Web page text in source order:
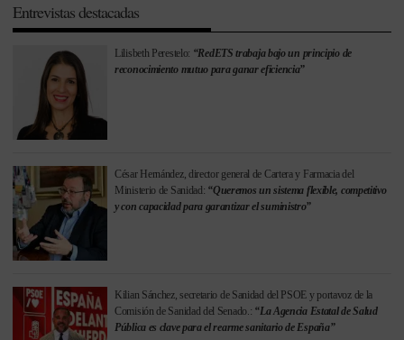
Entrevistas destacadas
Lilisbeth Perestelo: “RedETS trabaja bajo un principio de
reconocimiento mutuo para ganar eficiencia”
César Hernández, director general de Cartera y Farmacia del
Ministerio de Sanidad: “Queremos un sistema flexible, competitivo
y con capacidad para garantizar el suministro”
Kilian Sánchez, secretario de Sanidad del PSOE y portavoz de la
Comisión de Sanidad del Senado.: “La Agencia Estatal de Salud
Pública es clave para el rearme sanitario de España”